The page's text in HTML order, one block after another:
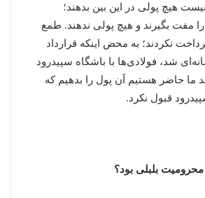
هیچ پولی در این بین بدهند؛
مفت بگیرند و هیچ پولی ندهند. طمع
نکردند؛ به محض اینکه قرارداد
شد، فولادی‌ها با باشگاه سپیدرود
ما حاضر هستیم آن پول را بدهیم که
قبول نکرد.
محرومیت بلبلی بود؟